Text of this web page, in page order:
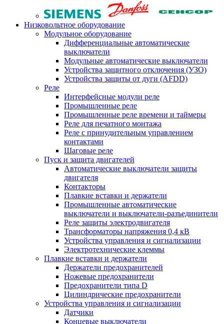
Низковольтное оборудование
Модульное оборудование
Дифференциальные автоматические
выключатели
Модульные автоматические выключатели
Устройства защитного отключения (УЗО)
Устройства защиты от дуги (AFDD)
Реле
Интерфейсные модули реле
Промышленные реле
Промышленные реле времени и таймеры
Реле для печатного монтажа
Реле с принудительным управлением
контактами
Шаговые реле
Пуск и защита двигателей
Автоматические выключатели защиты
двигателя
Контакторы
Плавкие вставки и держатели
Промышленные автоматические
выключатели и выключатели-разъединители
Реле защиты электродвигателя
Трансформаторы напряжения 0,4 кВ
Устройства управления и сигнализации
Электротехнические клеммы
Плавкие вставки и держатели
Держатели предохранителей
Ножевые предохранители
Предохранители типа D
Цилиндрические предохранители
Устройства управления и сигнализации
Датчики
Концевые выключатели